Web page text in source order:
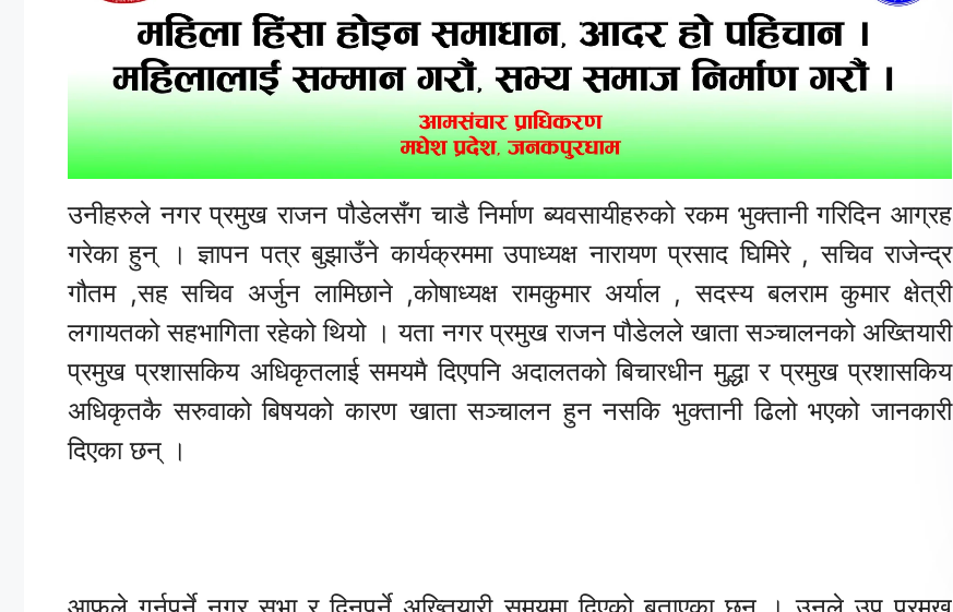
उनीहरुले नगर प्रमुख राजन पौडेलसँग चाडै निर्माण ब्यवसायीहरुको रकम भुक्तानी गरिदिन आग्रह
गरेका हुन् । ज्ञापन पत्र बुझाउँने कार्यक्रममा उपाध्यक्ष नारायण प्रसाद घिमिरे , सचिव राजेन्द्र
गौतम ,सह सचिव अर्जुन लामिछाने ,कोषाध्यक्ष रामकुमार अर्याल , सदस्य बलराम कुमार क्षेत्री
लगायतको सहभागिता रहेको थियो । यता नगर प्रमुख राजन पौडेलले खाता सञ्चालनको अख्तियारी
प्रमुख प्रशासकिय अधिकृतलाई समयमै दिएपनि अदालतको बिचारधीन मुद्धा र प्रमुख प्रशासकिय
अधिकृतकै सरुवाको बिषयको कारण खाता सञ्चालन हुन नसकि भुक्तानी ढिलो भएको जानकारी
दिएका छन् ।